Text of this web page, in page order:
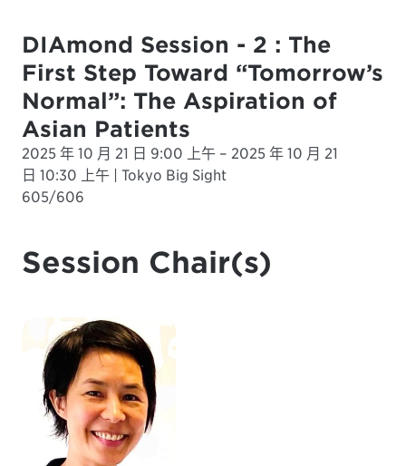
DIAmond Session - 2 : The
First Step Toward “Tomorrow’s
Normal”: The Aspiration of
Asian Patients
2025 年 10 月 21 日 9:00 上午 – 2025 年 10 月 21
日 10:30 上午 | Tokyo Big Sight
605/606
Session Chair(s)